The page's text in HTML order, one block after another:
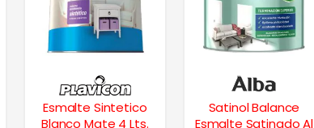
Esmalte Sintetico
Blanco Mate 4 Lts.
Satinol Balance
Esmalte Satinado Al